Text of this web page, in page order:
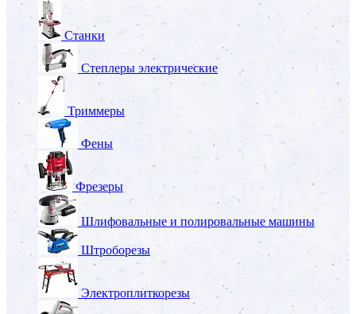
Станки
Степлеры электрические
Триммеры
Фены
Фрезеры
Шлифовальные и полировальные машины
Штроборезы
Электроплиткорезы